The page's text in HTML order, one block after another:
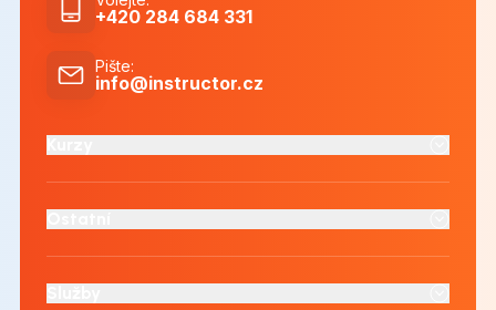
+420 284 684 331
Pište:
info@instructor.cz